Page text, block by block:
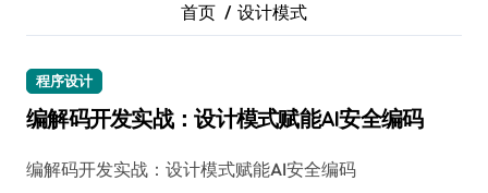
首页 设计模式
程序设计
编解码开发实战：设计模式赋能AI安全编码
编解码开发实战：设计模式赋能AI安全编码